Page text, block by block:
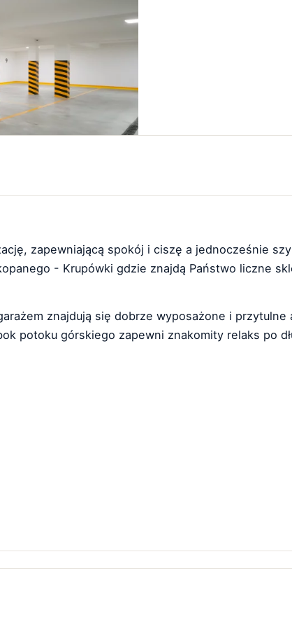
zapewniającą spokój i ciszę a jednocześnie
- Krupówki gdzie znajdą Państwo liczne
znajdują się dobrze wyposażone i
potoku górskiego zapewni znakomity relaks po